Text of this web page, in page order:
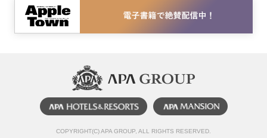
COPYRIGHT(C) APA GROUP, ALL RIGHTS RESERVED.